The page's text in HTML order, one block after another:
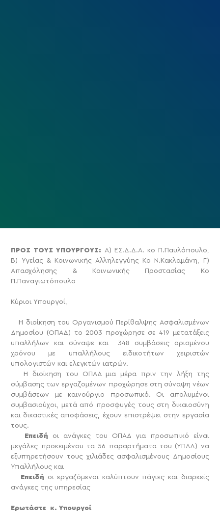
ΠΡΟΣ ΤΟΥΣ ΥΠΟΥΡΓΟΥΣ: Α) ΕΣ.Δ.Δ.Α. κο Π.Παυλόπουλο,
Β) Υγείας & Κοινωνικής Αλληλεγγύης Κο Ν.Κακλαμάνη, Γ)
Απασχόλησης & Κοινωνικής Προστασίας Κο
Π.Παναγιωτόπουλο
Κύριοι Υπουργοί,
Η διοίκηση του Οργανισμού Περίθαλψης Ασφαλισμένων
Δημοσίου (ΟΠΑΔ) το 2003 προχώρησε σε 419 μετατάξεις
υπαλλήλων και σύναψε και 348 συμβάσεις ορισμένου
χρόνου με υπαλλήλους ειδικοτήτων χειριστών
υπολογιστών και ελεγκτών ιατρών.
Η διοίκηση του ΟΠΑΔ μια μέρα πριν την λήξη της
σύμβασης των εργαζομένων προχώρησε στη σύναψη νέων
συμβάσεων με καινούργιο προσωπικό. Οι απολυμένοι
συμβασιούχοι, μετά από προσφυγές τους στη δικαιοσύνη
και δικαστικές αποφάσεις, έχουν επιστρέψει στην εργασία
τους.
Επειδή οι ανάγκες του ΟΠΑΔ για προσωπικό είναι
μεγάλες προκειμένου τα 56 παραρτήματα του (ΥΠΑΔ) να
εξυπηρετήσουν τους χιλιάδες ασφαλισμένους Δημοσίους
Υπαλλήλους και
Επειδή οι εργαζόμενοι καλύπτουν πάγιες και διαρκείς
ανάγκες της υπηρεσίας
Ερωτάστε κ. Υπουργοί